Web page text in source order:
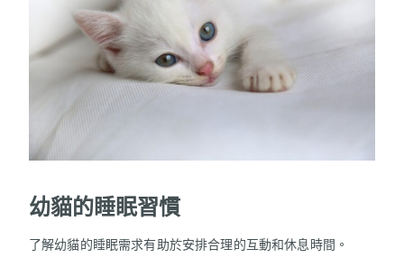
幼貓的睡眠習慣
了解幼貓的睡眠需求有助於安排合理的互動和休息時間。